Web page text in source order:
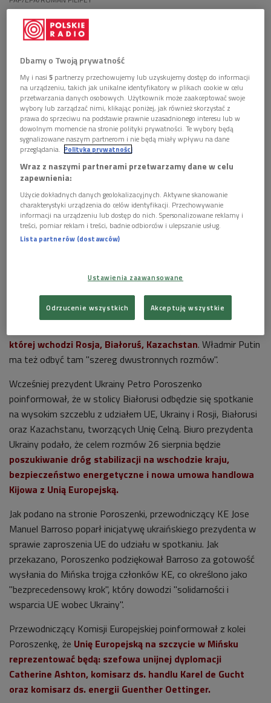
GALERIA
 Rosyjski konwój w drodze na Ukrainę
więcej
Wśród uczestników spotkania mają być przywódcy Ukrainy,
Unii Europejskiej, a także Białorusi i Kazachstanu. Rzecznik
Kremla Dmitrij Pieskow powiedział, że podczas szczytu będą
której wchodzi Rosja, Białoruś, Kazachstan. Władmir Putin
ma też odbyć tam "szereg dwustronnych rozmów".
Wcześniej prezydent Ukrainy Petro Poroszenko
poinformował, że w stolicy Białorusi odbędzie się spotkanie
na wysokim szczeblu z udziałem UE, Ukrainy i Rosji, Białorusi
oraz Kazachstanu, tworzących Unię Celną. Biuro prezydenta
Ukrainy podało, że celem rozmów 26 sierpnia będzie
poszukiwanie dróg stabilizacji na wschodzie kraju,
bezpieczeństwo energetyczne i nowa umowa handlowa
Kijowa z Unią Europejską.
Jak podano na stronie Poroszenki, przewodniczący KE Jose
Manuel Barroso poparł inicjatywę ukraińskiego prezydenta w
sprawie zaproszenia UE do udziału w spotkaniu. Jak
przekazano, Poroszenko podziękował Barroso za gotowość
wysłania do Mińska trojga członków KE, co określono jako
"bezprecedensowy krok", który dowodzi "solidarności i
wsparcia UE wobec Ukrainy".
Przewodniczący Komisji Europejskiej poinformował z kolei
Poroszenkę, że Unię Europejską na szczycie w Mińsku
reprezentować będą: szefowa unijnej dyplomacji
Catherine Ashton, komisarz ds. handlu Karel de Gucht
oraz komisarz ds. energii Guenther Oettinger.
Dbamy o Twoją prywatność
My i nasi5 partnerzy przechowujemy lub uzyskujemy dostęp do informacji
na urządzeniu, takich jak unikalne identyfikatory w plikach cookie w celu
przetwarzania danych osobowych. Użytkownik może zaakceptować swoje
wybory lub zarządzać nimi, klikając poniżej, jak również skorzystać z
prawa do sprzeciwu na podstawie prawnie uzasadnionego interesu lub w
dowolnym momencie na stronie polityki prywatności. Te wybory będą
sygnalizowane naszym partnerom i nie będą miały wpływu na dane
przeglądania. Polityka prywatności
Wraz z naszymi partnerami przetwarzamy dane w celu
zapewnienia:
Użycie dokładnych danych geolokalizacyjnych. Aktywne skanowanie
charakterystyki urządzenia do celów identyfikacji. Przechowywanie
informacji na urządzeniu lub dostęp do nich. Spersonalizowane reklamy i
treści, pomiar reklam i treści, badnie odbiorców i ulepszanie usług.
Lista partnerów (dostawców)
Ustawienia zaawansowane
Odrzucenie wszystkich Akceptuję wszystkie